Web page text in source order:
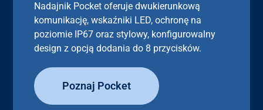
Nadajnik Pocket oferuje dwukierunkową
komunikację, wskaźniki LED, ochronę na
poziomie IP67 oraz stylowy, konfigurowalny
design z opcją dodania do 8 przycisków.
Poznaj Pocket